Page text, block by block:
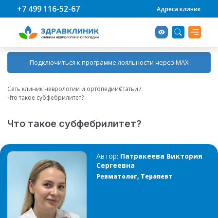
+7 499 116-52-67 Адреса клиник
Услуги и цены
Услуги
Диагностика
Получить консультацию
Цены
Детская неврология
Врачи
Невролог Популярное
Ортопед Часто выбирают
Ревматолог Высокий спрос
Мануальный терапевт
Остеопат
Клиники
Бауманская
Беговая
Хорошевское ш., д. 12, корп. 1
Октябрьская
Ленинский пр-т, д. 2А
О компании
О нас
Новости
Сми о нас
Статьи
Вакансии
Подключиться к программе лояльности через MAX
Сеть клиник неврологии и ортопедииСтатьи
Что такое субфебрилитет?
Что такое субфебрилитет?
Автор: Патракеева Виктория
Сергеевна
Ревматолог, Терапевт